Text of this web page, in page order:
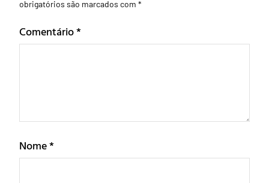
obrigatórios são marcados com *
Comentário*
Nome*